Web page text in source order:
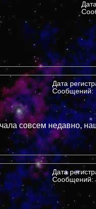
Дата
Сообщений:
совсем недавно,
Дата
Сообщений: